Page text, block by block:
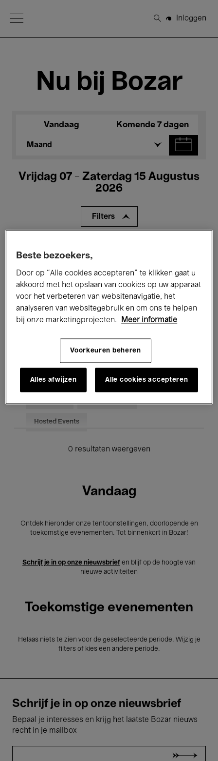
Open Menu
Zoeken
Inloggen
Nu bij Bozar
Vandaag Komende 7 dagen
Maand
Vrijdag 07 - Zaterdag 15 Augustus
2026
Filters
Tentoonstellingen Films
Performances Lezingen & Debatten
Klassieke Muziek Global Music
Elektronische Muziek
Voor iedereen Kids’ Palace
Hosted Events
0 resultaten weergeven
Vandaag
Ontdek hieronder onze tentoonstellingen, doorlopende en
toekomstige evenementen. Tot binnenkort in Bozar!
Schrijf je in op onze nieuwsbrief en blijf op de hoogte van
nieuwe activiteiten
Toekomstige evenementen
Helaas niets te zien voor de geselecteerde periode. Wijzig je
filters of kies een andere periode.
Schrijf je in op onze nieuwsbrief
Bepaal je interesses en krijg het laatste Bozar nieuws
recht in je mailbox
Beste bezoekers,
Door op “Alle cookies accepteren” te klikken gaat u
akkoord met het opslaan van cookies op uw apparaat
voor het verbeteren van websitenavigatie, het
analyseren van websitegebruik en om ons te helpen
bij onze marketingprojecten.
Meer informatie
Voorkeuren beheren
Alles afwijzen Alle cookies accepteren